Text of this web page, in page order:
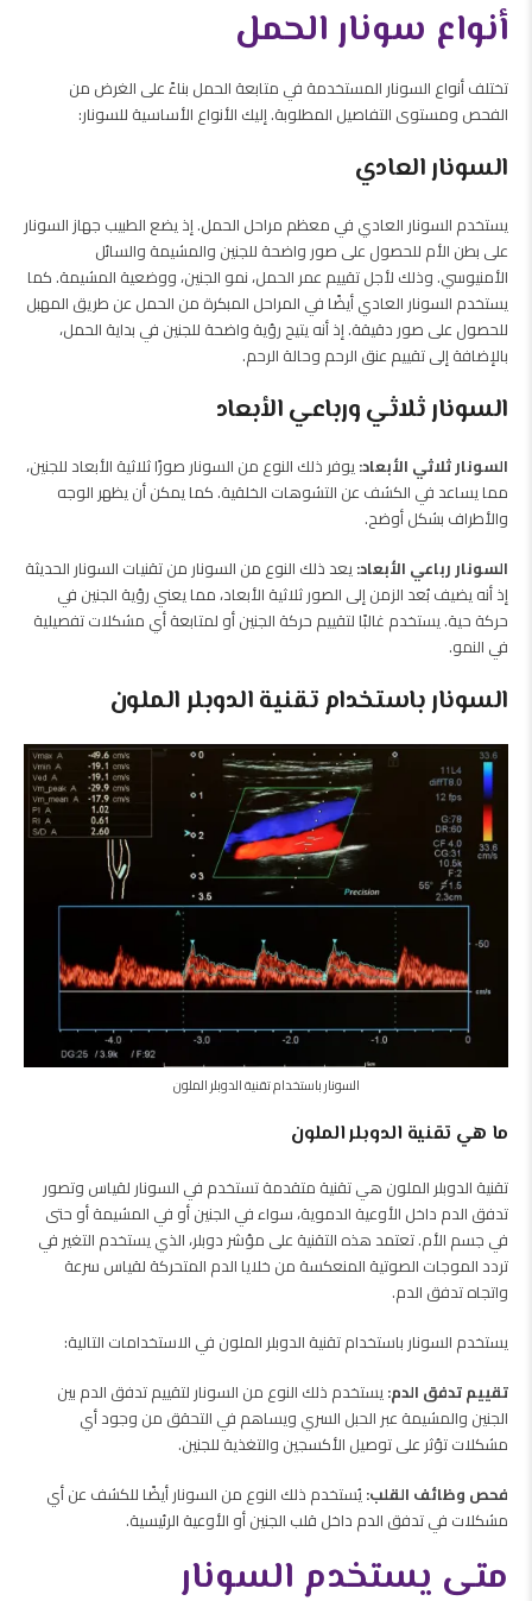
أنواع سونار الحمل
تختلف أنواع السونار المستخدمة في متابعة الحمل بناءً على الغرض من
الفحص ومستوى التفاصيل المطلوبة. إليك الأنواع الأساسية للسونار:
السونار العادي
يستخدم السونار العادي في معظم مراحل الحمل. إذ يضع الطبيب جهاز السونار
على بطن الأم للحصول على صور واضحة للجنين والمشيمة والسائل
الأمنيوسي. وذلك لأجل تقييم عمر الحمل، نمو الجنين، ووضعية المشيمة. كما
يستخدم السونار العادي أيضًا في المراحل المبكرة من الحمل عن طريق المهبل
للحصول على صور دقيقة. إذ أنه يتيح رؤية واضحة للجنين في بداية الحمل،
بالإضافة إلى تقييم عنق الرحم وحالة الرحم.
السونار ثلاثي ورباعي الأبعاد
السونار ثلاثي الأبعاد:يوفر ذلك النوع من السونار صورًا ثلاثية الأبعاد للجنين،
مما يساعد في الكشف عن التشوهات الخلقية. كما يمكن أن يظهر الوجه
والأطراف بشكل أوضح.
السونار رباعي الأبعاد:يعد ذلك النوع من السونار من تقنيات السونار الحديثة
إذ أنه يضيف بُعد الزمن إلى الصور ثلاثية الأبعاد، مما يعني رؤية الجنين في
حركة حية. يستخدم غالبًا لتقييم حركة الجنين أو لمتابعة أي مشكلات تفصيلية
في النمو.
السونار باستخدام تقنية الدوبلر الملون
السونار باستخدام تقنية الدوبلر الملون
ما هي تقنية الدوبلر الملون
تقنية الدوبلر الملون هي تقنية متقدمة تستخدم في السونار لقياس وتصور
تدفق الدم داخل الأوعية الدموية، سواء في الجنين أو في المشيمة أو حتى
في جسم الأم. تعتمد هذه التقنية على مؤشر دوبلر، الذي يستخدم التغير في
تردد الموجات الصوتية المنعكسة من خلايا الدم المتحركة لقياس سرعة
واتجاه تدفق الدم.
يستخدم السونار باستخدام تقنية الدوبلر الملون في الاستخدامات التالية:
تقييم تدفق الدم:يستخدم ذلك النوع من السونار لتقييم تدفق الدم بين
الجنين والمشيمة عبر الحبل السري ويساهم في التحقق من وجود أي
مشكلات تؤثر على توصيل الأكسجين والتغذية للجنين.
فحص وظائف القلب:يُستخدم ذلك النوع من السونار أيضًا للكشف عن أي
مشكلات في تدفق الدم داخل قلب الجنين أو الأوعية الرئيسية.
متى يستخدم السونار